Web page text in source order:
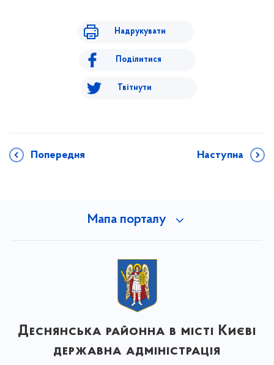
Надрукувати
Поділитися
Твітнути
Попередня Наступна
Мапа порталу
Деснянська районна в місті Києві
державна адміністрація